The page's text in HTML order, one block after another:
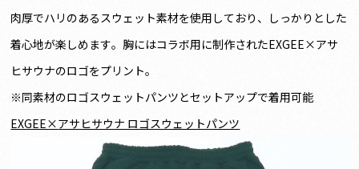
肉厚でハリのあるスウェット素材を使用しており、しっかりとした
着心地が楽しめます。胸にはコラボ用に制作されたEXGEE×アサ
ヒサウナのロゴをプリント。
※同素材のロゴスウェットパンツとセットアップで着用可能
EXGEE×アサヒサウナ ロゴスウェットパンツ